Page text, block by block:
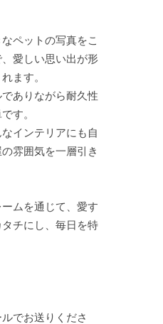
ペットの写真をこ
愛しい思い出が形
ます。
ありながら耐久性
す。
インテリアにも自
雰囲気を一層引き
ムを通じて、愛す
チにし、毎日を特
でお送りくださ